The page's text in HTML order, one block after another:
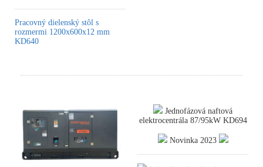
Pracovný dielenský stôl s
rozmermi 1200x600x12 mm
KD640
Jednofázová naftová
elektrocentrála 87/95kW KD694
Novinka 2023